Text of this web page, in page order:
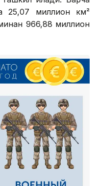
25,07 миллион км²
966,88 миллион